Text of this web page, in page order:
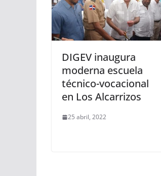
DIGEV inaugura
moderna escuela
técnico-vocacional
en Los Alcarrizos
25 abril, 2022